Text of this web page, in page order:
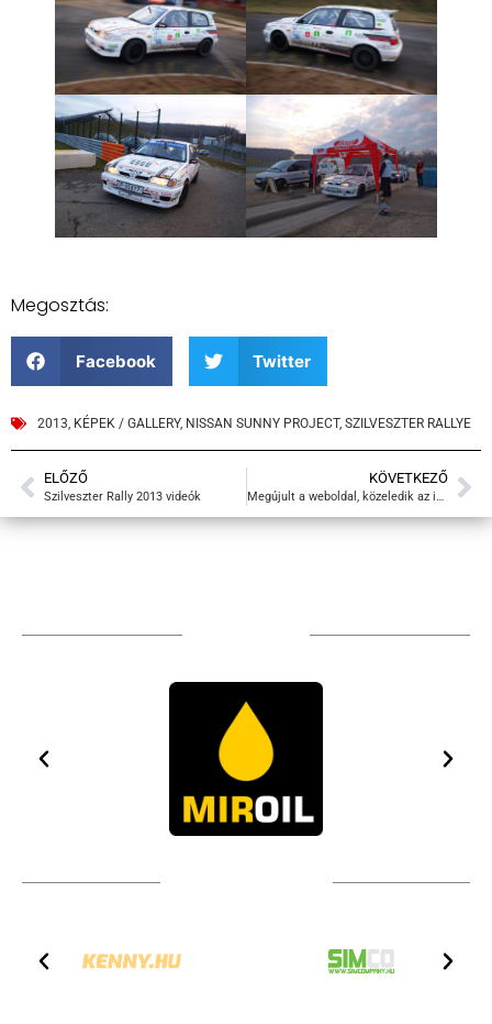
Megosztás:
Facebook Twitter
2013, KÉPEK / GALLERY, NISSAN SUNNY PROJECT, SZILVESZTER RALLYE
ELŐZŐ
Szilveszter Rally 2013 videók
KÖVETKEZŐ
Megújult a weboldal, közeledik az idény